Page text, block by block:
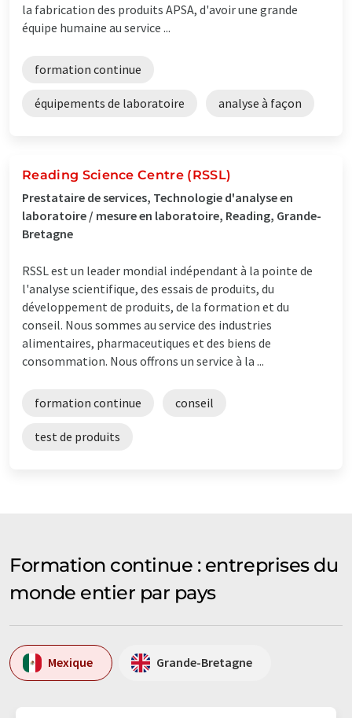
la fabrication des produits APSA, d'avoir une grande
équipe humaine au service ...
formation continue
équipements de laboratoire analyse à façon
Reading Science Centre (RSSL)
Prestataire de services, Technologie d'analyse en
laboratoire / mesure en laboratoire, Reading, Grande-
Bretagne
RSSL est un leader mondial indépendant à la pointe de
l'analyse scientifique, des essais de produits, du
développement de produits, de la formation et du
conseil. Nous sommes au service des industries
alimentaires, pharmaceutiques et des biens de
consommation. Nous offrons un service à la ...
formation continue conseil
test de produits
Formation continue : entreprises du
monde entier par pays
Mexique Grande-Bretagne